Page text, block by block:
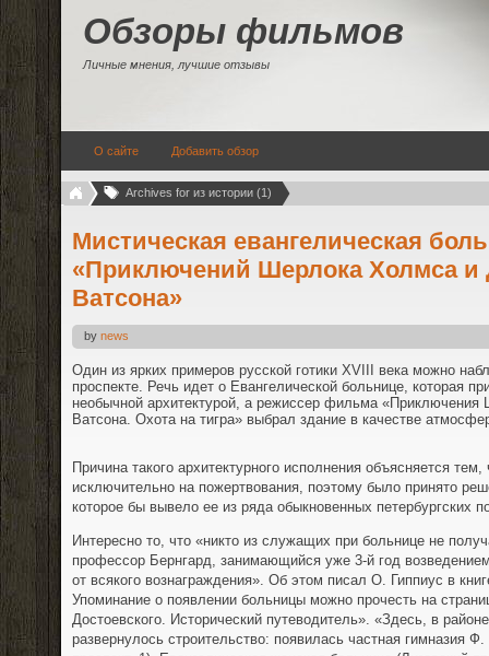
Обзоры фильмов
Личные мнения, лучшие отзывы
О сайте Добавить обзор
Archives for из истории (1)
Мистическая евангелическая
«Приключений Шерлока Холмса и
Ватсона»
by news
Один из ярких примеров русской готики XVIII века можно
проспекте. Речь идет о Евангелической больнице, которая
необычной архитектурой, а режиссер фильма
Ватсона. Охота на тигра» выбрал здание в качестве
Причина такого архитектурного исполнения объясняется
исключительно на пожертвования, поэтому было принято
которое бы вывело ее из ряда обыкновенных петербургских
Интересно то, что «никто из служащих при больнице не
профессор Бернгард, занимающийся уже 3-й год
от всякого вознаграждения». Об этом писал О. Гиппиус в
Упоминание о появлении больницы можно прочесть на
Достоевского. Исторический путеводитель». «Здесь, в
развернулось строительство: появилась частная гимназия